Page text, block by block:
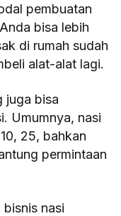
pembuatan
bisa lebih
di rumah sudah
alat-alat lagi.
juga bisa
Umumnya, nasi
25, bahkan
permintaan
nasi